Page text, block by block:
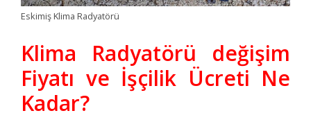
Eskimiş Klima Radyatörü
Klima Radyatörü değişim
Fiyatı ve İşçilik Ücreti Ne
Kadar?